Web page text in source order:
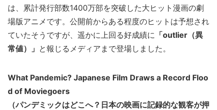
は、累計発行部数1400万部を突破した大ヒット漫画の劇
場版アニメです。公開前からある程度のヒットは予想され
ていたそうですが、遥かに上回る好成績に 「outlier（異
常値）」 と報じるメディアまで登場しました。
What Pandemic? Japanese Film Draws a Record Floo
d of Moviegoers
（パンデミックはどこへ？日本の映画に記録的な観客が押